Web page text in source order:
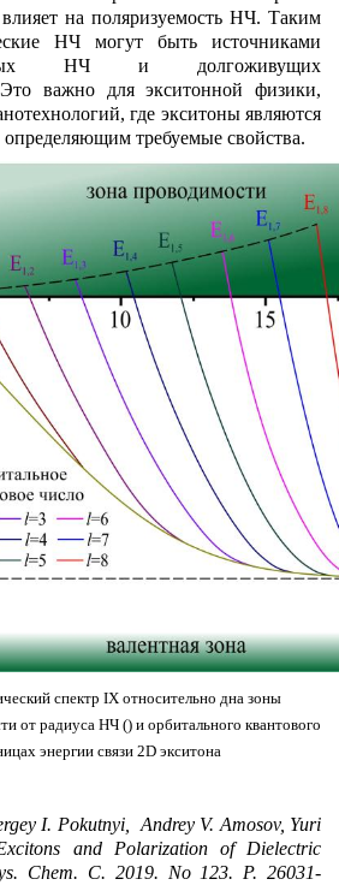
на поляризуемость НЧ. Таким
НЧ могут быть источниками
НЧ и долгоживущих
важно для экситонной физики,
где экситоны являются
требуемые свойства.
спектр IX относительно дна зоны
от радиуса НЧ () и орбитального квантового
энергии связи 2D экситона
I. Pokutnyi, Andrey V. Amosov, Yuri
and Polarization of Dielectric
Chem. C. 2019. No 123. P. 26031-